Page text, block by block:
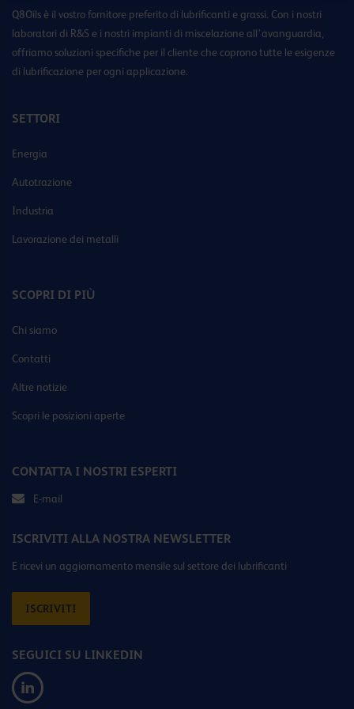
Q8Oils è il vostro fornitore preferito di lubrificanti e grassi. Con i nostri
laboratori di R&S e i nostri impianti di miscelazione all’avanguardia,
offriamo soluzioni specifiche per il cliente che coprono tutte le esigenze
di lubrificazione per ogni applicazione.
SETTORI
Energia
Autotrazione
Industria
Lavorazione dei metalli
SCOPRI DI PIÙ
Chi siamo
Contatti
Altre notizie
Scopri le posizioni aperte
CONTATTA I NOSTRI ESPERTI
E-mail
ISCRIVITI ALLA NOSTRA NEWSLETTER
E ricevi un aggiornamento mensile sul settore dei lubrificanti
ISCRIVITI
SEGUICI SU LINKEDIN